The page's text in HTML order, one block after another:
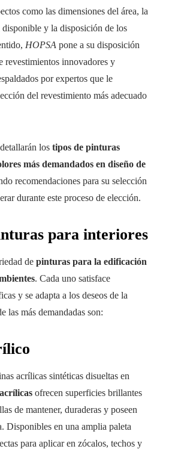
como las dimensiones del área, la
y la disposición de los
HOPSA pone a su disposición
revestimientos innovadores y
por expertos que le
del revestimiento más adecuado
los tipos de pinturas
más demandados en diseño de
recomendaciones para su selección
durante este proceso de elección.
para interiores
de pinturas para la edificación
. Cada uno satisface
y se adapta a los deseos de la
las más demandadas son:
acrílicas sintéticas disueltas en
ofrecen superficies brillantes
de mantener, duraderas y poseen
Disponibles en una amplia paleta
para aplicar en zócalos, techos y